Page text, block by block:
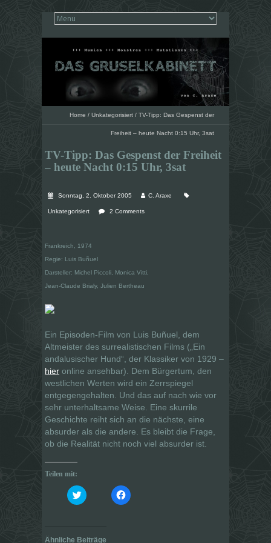
Home / Unkategorisiert / TV-Tipp: Das Gespenst der
Freiheit – heute Nacht 0:15 Uhr, 3sat
TV-Tipp: Das Gespenst der Freiheit
– heute Nacht 0:15 Uhr, 3sat
Sonntag, 2. Oktober 2005 C. Araxe
Unkategorisiert 2 Comments
Frankreich, 1974
Regie: Luis Buñuel
Darsteller: Michel Piccoli, Monica Vitti,
Jean-Claude Brialy, Julien Bertheau
Ein Episoden-Film von Luis Buñuel, dem
Altmeister des surrealistischen Films („Ein
andalusischer Hund“, der Klassiker von 1929 –
hier online ansehbar). Dem Bürgertum, den
westlichen Werten wird ein Zerrspiegel
entgegengehalten. Und das auf nach wie vor
sehr unterhaltsame Weise. Eine skurrile
Geschichte reiht sich an die nächste, eine
absurder als die andere. Es bleibt die Frage,
ob die Realität nicht noch viel absurder ist.
Teilen mit:
K
l
u
K
l
Ähnliche Beiträge